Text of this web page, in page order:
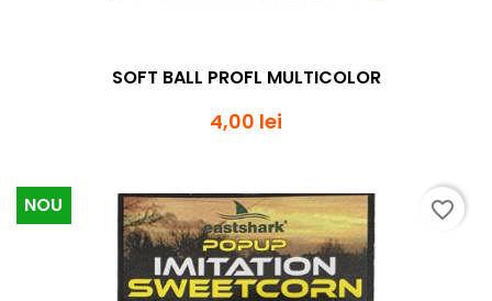
SOFT BALL PROFL MULTICOLOR
4,00 lei
NOU favorite_border